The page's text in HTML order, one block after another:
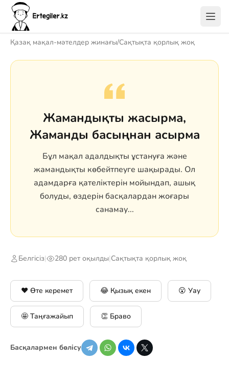
Қазақ мақал-мәтелдер жинағы/Сақтықта қорлық жоқ
Жамандықты жасырма,
Жаманды басыңнан асырма
Бұл мақал адалдықты ұстануға және
жамандықты көбейтпеуге шақырады. Ол
адамдарға қателіктерін мойындап, ашық
болуды, өздерін басқалардан жоғары
санамау...
Белгісіз| 280 рет оқылды|Сақтықта қорлық жоқ
❤️ Өте керемет 😂 Қызық екен 😮 Уау
🤩 Таңғажайып 👏 Браво
Басқалармен бөлісу